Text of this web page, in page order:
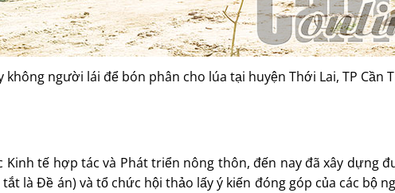
không người lái để bón phân cho lúa tại huyện Thới Lai, TP Cần
Kinh tế hợp tác và Phát triển nông thôn, đến nay đã xây dựng
là Ðề án) và tổ chức hội thảo lấy ý kiến đóng góp của các bộ